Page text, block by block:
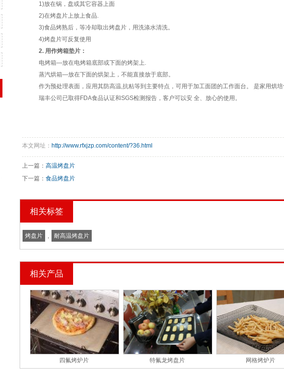
1)放在锅，盘或其它容器上面
2)在烤盘片上放上食品.
3)食品烤熟后，等冷却取出烤盘片，用洗涤水清洗。
4)烤盘片可反复使用
2. 用作烤箱垫片：
电烤箱—放在电烤箱底部或下面的烤架上.
蒸汽烘箱—放在下面的烘架上，不能直接放于底部。
作为预处理表面，应用其防高温,抗粘等到主要特点，可用于加工面团的工作面台。 是家用烘
瑞丰公司已取得FDA食品认证和SGS检测报告，客户可以安 全、放心的使用。
本文网址： http://www.rfxjzp.com/content/?36.html
上一篇： 高温烤盘片
下一篇： 食品烤盘片
相关标签
烤盘片 , 耐高温烤盘片
相关产品
四氟烤炉片 特氟龙烤盘片 网格烤炉片